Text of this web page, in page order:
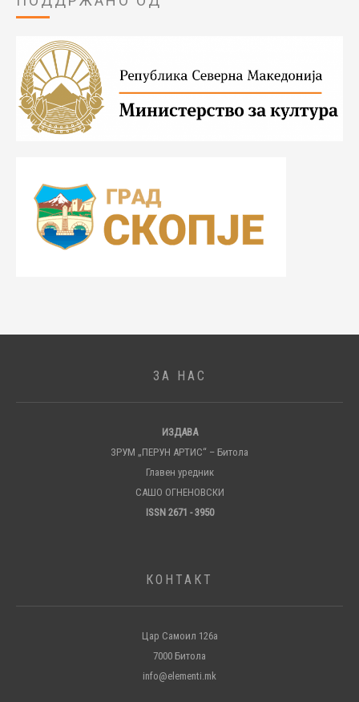
ЗА НАС
ИЗДАВА
ЗРУМ „ПЕРУН АРТИС“ – Битола
Главен уредник
САШО ОГНЕНОВСКИ
ISSN 2671 - 3950
КОНТАКТ
Цар Самоил 126а
7000 Битола
info@elementi.mk